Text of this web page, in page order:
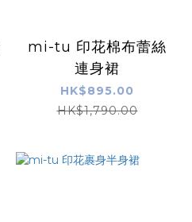
mi-tu 印花棉布蕾絲
連身裙
HK$895.00
HK$1,790.00